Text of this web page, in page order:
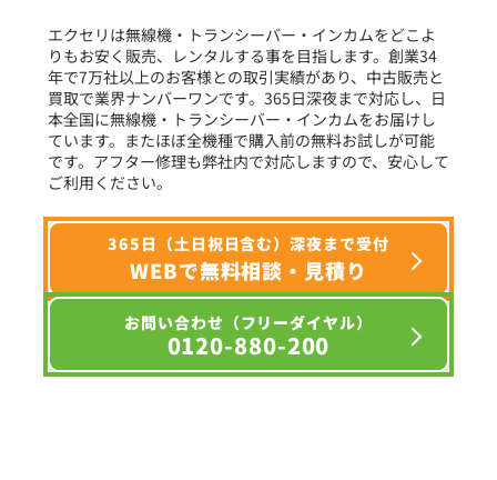
選択条件をリセット
エクセリは無線機・トランシーバー・インカムをどこよ
りもお安く販売、レンタルする事を目指します。創業34
年で7万社以上のお客様との取引実績があり、中古販売と
買取で業界ナンバーワンです。365日深夜まで対応し、日
本全国に無線機・トランシーバー・インカムをお届けし
ています。またほぼ全機種で購入前の無料お試しが可能
です。アフター修理も弊社内で対応しますので、安心して
ご利用ください。
365日（土日祝日含む）深夜まで受付
WEBで無料相談・見積り
お問い合わせ（フリーダイヤル）
0120-880-200